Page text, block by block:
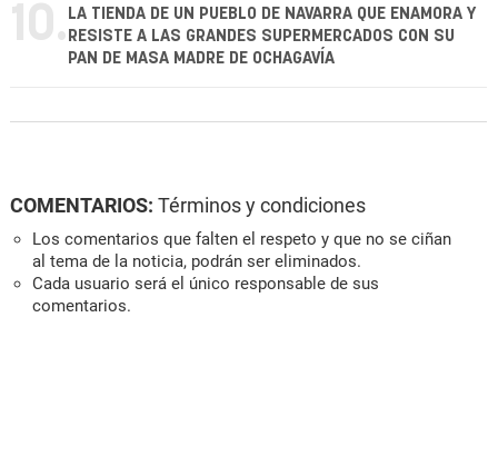
10. LA TIENDA DE UN PUEBLO DE NAVARRA QUE ENAMORA Y
RESISTE A LAS GRANDES SUPERMERCADOS CON SU
PAN DE MASA MADRE DE OCHAGAVÍA
COMENTARIOS: Términos y condiciones
Los comentarios que falten el respeto y que no se ciñan
al tema de la noticia, podrán ser eliminados.
Cada usuario será el único responsable de sus
comentarios.